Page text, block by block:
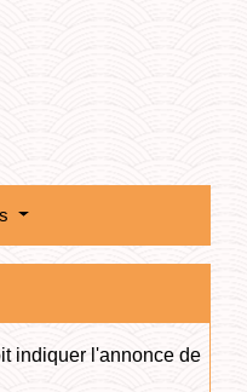
indiquer l'annonce de